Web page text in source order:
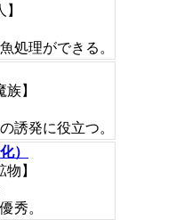
処理ができる。
】
誘発に役立つ。
）
】
秀。